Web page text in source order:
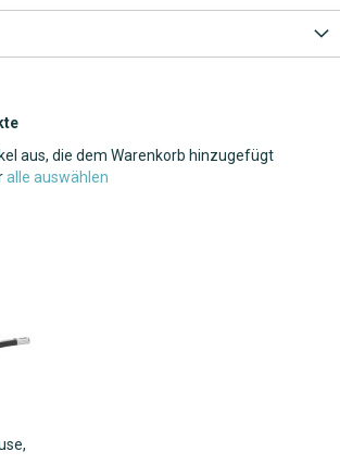
aus, die dem Warenkorb hinzugefügt
alle auswählen